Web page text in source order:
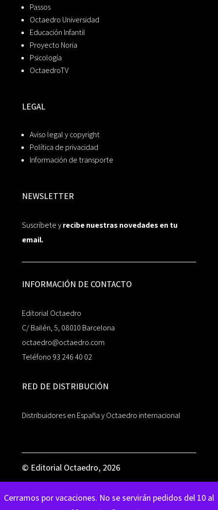
Cerramos por vacaciones. No se servirán pedidos del 10 al
Passos
Octaedro Universidad
Educación Infantil
Proyecto Noria
Psicología
OctaedroTV
LEGAL
Aviso legal y copyright
Política de privacidad
Información de transporte
NEWSLETTER
Suscríbete yrecibe nuestras novedades en tu
email.
INFORMACIÓN DE CONTACTO
Editorial Octaedro
C/ Bailén, 5, 08010 Barcelona
octaedro@octaedro.com
Teléfono 93 246 40 02
RED DE DISTRIBUCIÓN
Distribuidores en España y Octaedro internacional
© Editorial Octaedro, 2026